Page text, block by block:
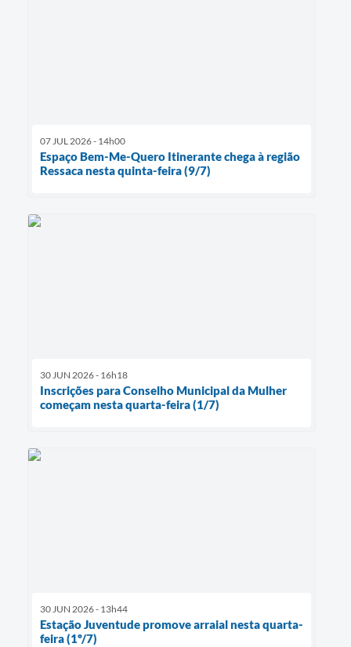
07 JUL 2026 - 14h00
Espaço Bem-Me-Quero Itinerante chega à região
Ressaca nesta quinta-feira (9/7)
30 JUN 2026 - 16h18
Inscrições para Conselho Municipal da Mulher
começam nesta quarta-feira (1/7)
30 JUN 2026 - 13h44
Estação Juventude promove arraial nesta quarta-
feira (1º/7)